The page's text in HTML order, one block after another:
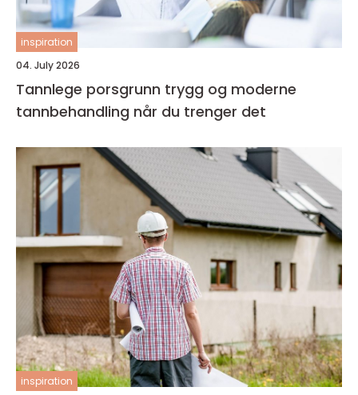
inspiration
04. July 2026
Tannlege porsgrunn trygg og moderne
tannbehandling når du trenger det
inspiration